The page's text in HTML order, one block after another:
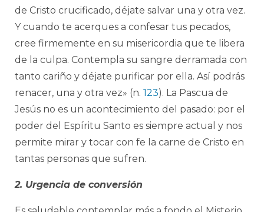
de Cristo crucificado, déjate salvar una y otra vez.
Y cuando te acerques a confesar tus pecados,
cree firmemente en su misericordia que te libera
de la culpa. Contempla su sangre derramada con
tanto cariño y déjate purificar por ella. Así podrás
renacer, una y otra vez» (n. 123). La Pascua de
Jesús no es un acontecimiento del pasado: por el
poder del Espíritu Santo es siempre actual y nos
permite mirar y tocar con fe la carne de Cristo en
tantas personas que sufren.
2. Urgencia de conversión